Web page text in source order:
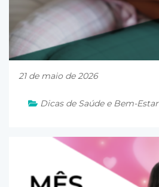
21 de maio de 2026
Dicas de Saúde e Bem-Estar